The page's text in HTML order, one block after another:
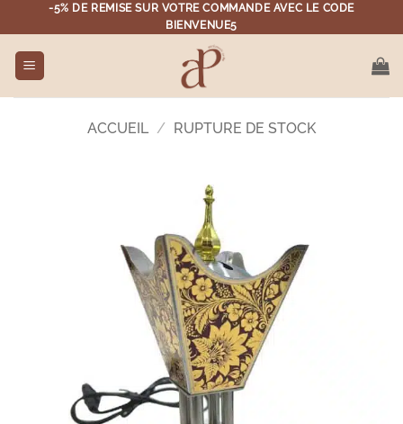
au
contenu
-5% DE REMISE SUR VOTRE COMMANDE AVEC LE CODE
BIENVENUE5
ACCUEIL / RUPTURE DE STOCK